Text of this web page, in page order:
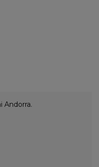
Andorra.